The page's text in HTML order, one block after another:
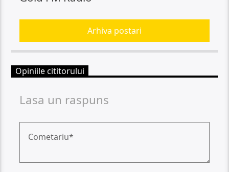
Arhiva postari
Opiniile cititorului
Lasa un raspuns